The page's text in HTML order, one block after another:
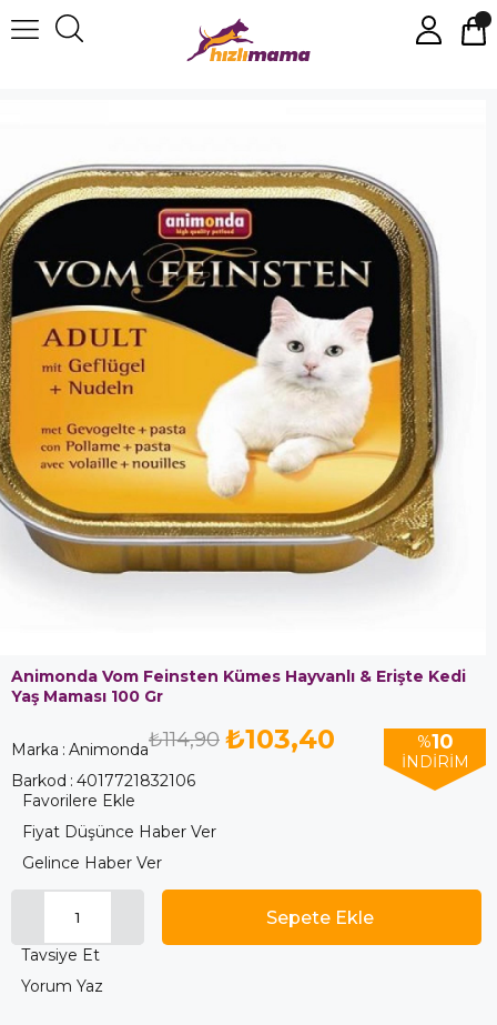
Animonda Vom Feinsten Kümes Hayvanlı & Erişte Kedi
Yaş Maması 100 Gr
Marka : Animonda %10
İNDIRIM
₺114,90 ₺103,40
Barkod : 4017721832106
Favorilere Ekle
Fiyat Düşünce Haber Ver
Gelince Haber Ver
Tavsiye Et
Yorum Yaz